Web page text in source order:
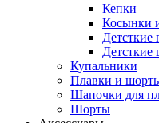
Кепки
Косынки
Детсткие
Купальники
Плавки и
Шапочки для
Шорты